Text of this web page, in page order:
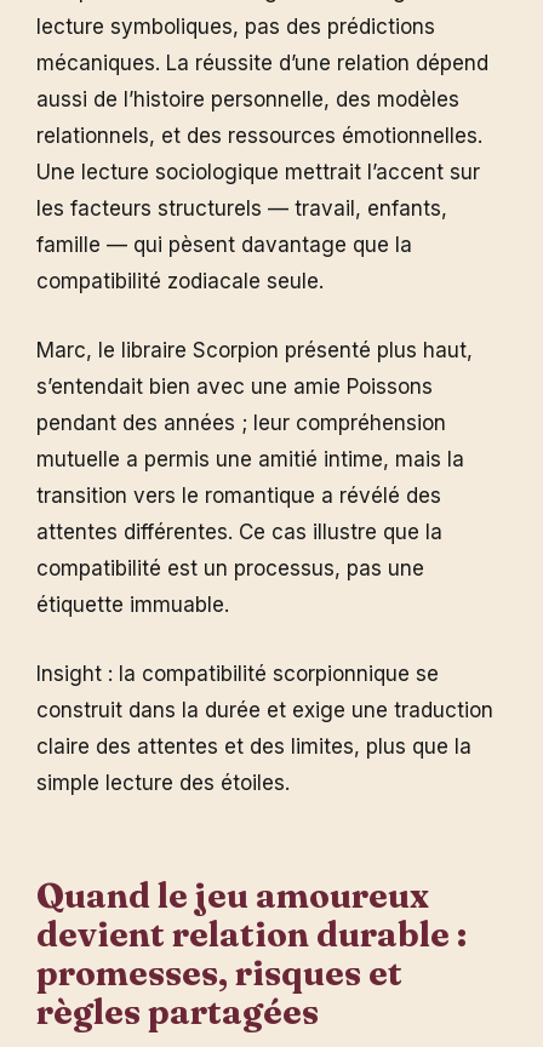
lecture symboliques, pas des prédictions
mécaniques. La réussite d’une relation dépend
aussi de l’histoire personnelle, des modèles
relationnels, et des ressources émotionnelles.
Une lecture sociologique mettrait l’accent sur
les facteurs structurels — travail, enfants,
famille — qui pèsent davantage que la
compatibilité zodiacale seule.
Marc, le libraire Scorpion présenté plus haut,
s’entendait bien avec une amie Poissons
pendant des années ; leur compréhension
mutuelle a permis une amitié intime, mais la
transition vers le romantique a révélé des
attentes différentes. Ce cas illustre que la
compatibilité est un processus, pas une
étiquette immuable.
Insight : la compatibilité scorpionnique se
construit dans la durée et exige une traduction
claire des attentes et des limites, plus que la
simple lecture des étoiles.
Quand le jeu amoureux
devient relation durable :
promesses, risques et
règles partagées